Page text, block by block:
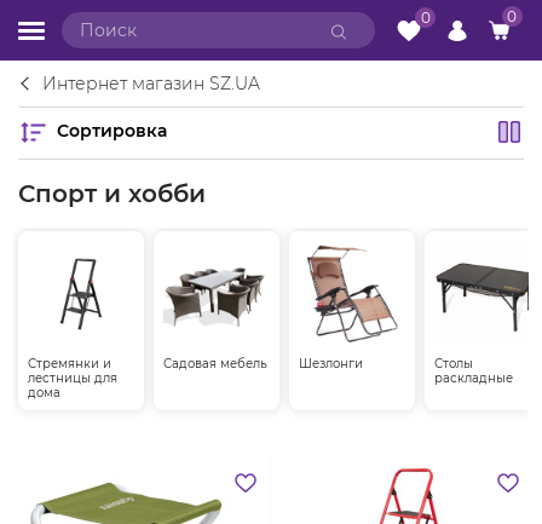
0 0
Интернет магазин SZ.UA
Сортировка
Спорт и хобби
Стремянки и
лестницы для
дома
Садовая мебель Шезлонги
Столы
раскладные